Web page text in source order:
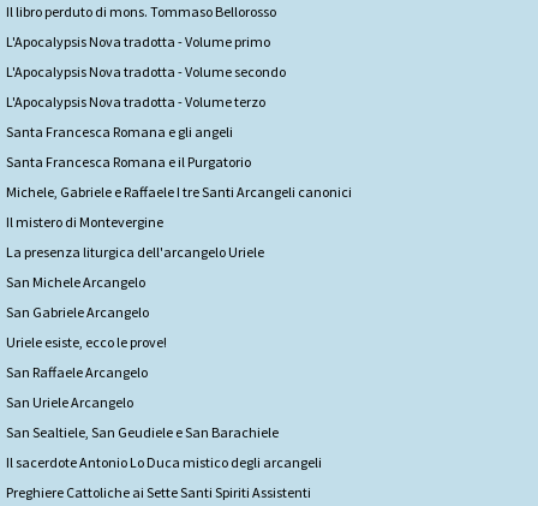
Il libro perduto di mons. Tommaso Bellorosso
L'Apocalypsis Nova tradotta - Volume primo
L'Apocalypsis Nova tradotta - Volume secondo
L'Apocalypsis Nova tradotta - Volume terzo
Santa Francesca Romana e gli angeli
Santa Francesca Romana e il Purgatorio
Michele, Gabriele e Raffaele I tre Santi Arcangeli canonici
Il mistero di Montevergine
La presenza liturgica dell'arcangelo Uriele
San Michele Arcangelo
San Gabriele Arcangelo
Uriele esiste, ecco le prove!
San Raffaele Arcangelo
San Uriele Arcangelo
San Sealtiele, San Geudiele e San Barachiele
Il sacerdote Antonio Lo Duca mistico degli arcangeli
Preghiere Cattoliche ai Sette Santi Spiriti Assistenti